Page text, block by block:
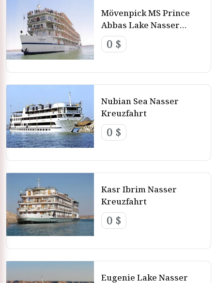
Mövenpick MS Prince
Abbas Lake Nasser
Kreuzfahrt
0 $
Nubian Sea Nasser
Kreuzfahrt
0 $
Kasr Ibrim Nasser
Kreuzfahrt
0 $
Eugenie Lake Nasser